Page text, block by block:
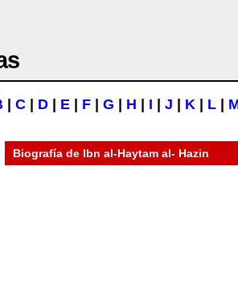
C D E F G H I J K L
Biografía de Ibn al-Haytam al- Hazin